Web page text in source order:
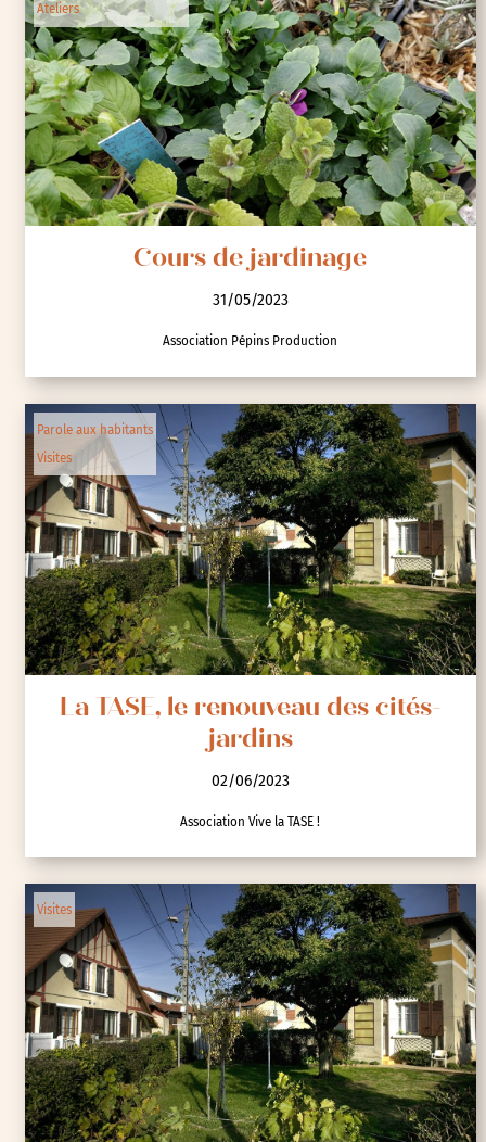
Ateliers
Cours de jardinage
31/05/2023
Association Pépins Production
Parole aux habitants
Visites
La TASE, le renouveau des cités-
jardins
02/06/2023
Association Vive la TASE !
Visites